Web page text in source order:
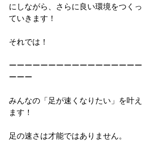
にしながら、さらに良い環境をつくっ
ていきます！
それでは！
ーーーーーーーーーーーーーーーーー
ーーー
みんなの「足が速くなりたい」を叶え
ます！
足の速さは才能ではありません。